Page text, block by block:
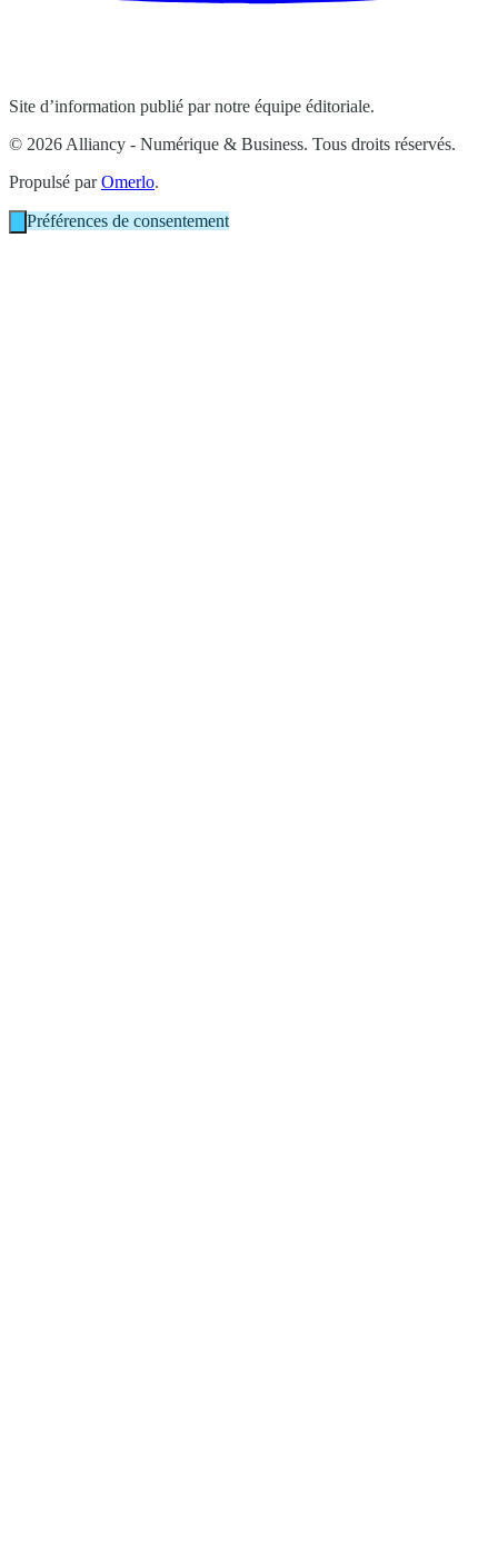
Site d’information publié par notre équipe éditoriale.
© 2026 Alliancy - Numérique & Business. Tous droits réservés.
Propulsé parOmerlo.
Préférences de consentement